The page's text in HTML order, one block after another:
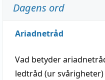
Dagens ord
Ariadnetråd
Vad betyder
ledtråd (ur